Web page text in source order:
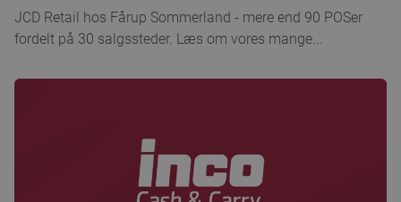
JCD Retail hos Fårup Sommerland - mere end 90 POSer
fordelt på 30 salgssteder. Læs om vores mange...